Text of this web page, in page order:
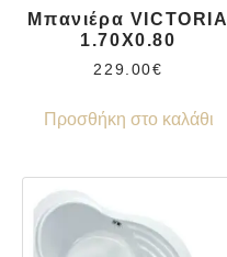
Μπανιέρα VICTORIA
1.70X0.80
229.00€
Προσθήκη στο καλάθι